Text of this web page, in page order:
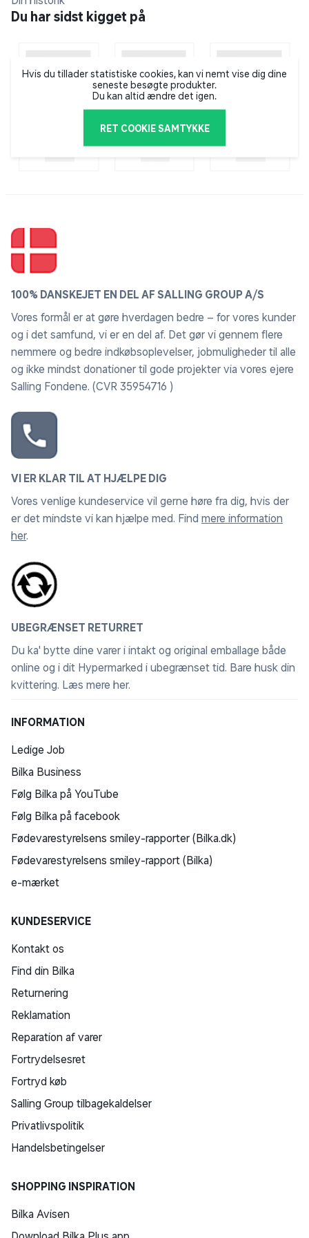
nem at rengøre, hvilket gør denne wok både praktisk
og funktionel i daglig brug.
Du har sidst kigget på
Hvis du tillader statistiske cookies, kan vi nemt vise dig dine
seneste besøgte produkter.
Du kan altid ændre det igen.
RET COOKIE SAMTYKKE
100% DANSKEJET EN DEL AF SALLING GROUP A/S
Vores formål er at gøre hverdagen bedre – for vores kunder
og i det samfund, vi er en del af. Det gør vi gennem flere
nemmere og bedre indkøbsoplevelser, jobmuligheder til alle
og ikke mindst donationer til gode projekter via vores ejere
Salling Fondene. (CVR 35954716 )
VI ER KLAR TIL AT HJÆLPE DIG
Vores venlige kundeservice vil gerne høre fra dig, hvis der
er det mindste vi kan hjælpe med. Find mere information
her.
UBEGRÆNSET RETURRET
Du ka' bytte dine varer i intakt og original emballage både
online og i dit Hypermarked i ubegrænset tid. Bare husk din
kvittering. Læs mere her.
INFORMATION
Ledige Job
Bilka Business
Følg Bilka på YouTube
Følg Bilka på facebook
Fødevarestyrelsens smiley-rapporter (Bilka.dk)
Fødevarestyrelsens smiley-rapport (Bilka)
e-mærket
KUNDESERVICE
Kontakt os
Find din Bilka
Returnering
Reklamation
Reparation af varer
Fortrydelsesret
Fortryd køb
Salling Group tilbagekaldelser
Privatlivspolitik
Handelsbetingelser
SHOPPING INSPIRATION
Bilka Avisen